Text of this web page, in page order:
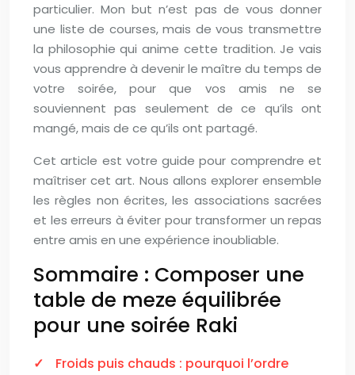
particulier. Mon but n’est pas de vous donner
une liste de courses, mais de vous transmettre
la philosophie qui anime cette tradition. Je vais
vous apprendre à devenir le maître du temps de
votre soirée, pour que vos amis ne se
souviennent pas seulement de ce qu’ils ont
mangé, mais de ce qu’ils ont partagé.
Cet article est votre guide pour comprendre et
maîtriser cet art. Nous allons explorer ensemble
les règles non écrites, les associations sacrées
et les erreurs à éviter pour transformer un repas
entre amis en une expérience inoubliable.
Sommaire : Composer une
table de meze équilibrée
pour une soirée Raki
Froids puis chauds : pourquoi l’ordre